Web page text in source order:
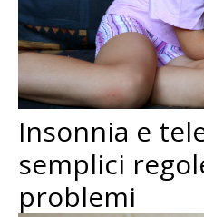
Insonnia e
semplici
problemi